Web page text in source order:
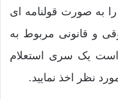
به صورت قولنامه ای
و قانونی مربوط به
است یک سری استعلام
نظر اخذ نمایید.